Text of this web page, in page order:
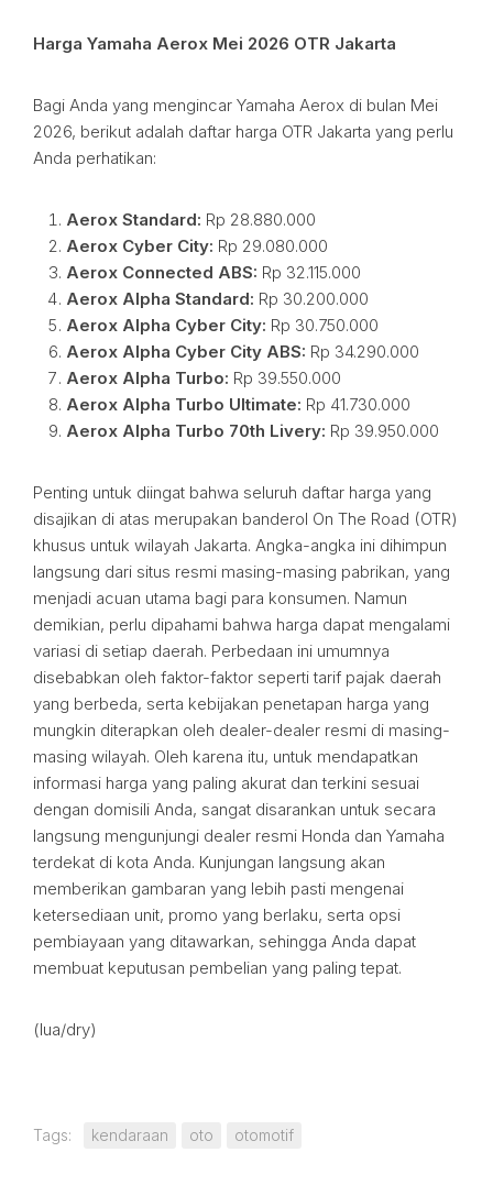
Harga Yamaha Aerox Mei 2026 OTR Jakarta
Bagi Anda yang mengincar Yamaha Aerox di bulan Mei
2026, berikut adalah daftar harga OTR Jakarta yang perlu
Anda perhatikan:
Aerox Standard: Rp 28.880.000
Aerox Cyber City: Rp 29.080.000
Aerox Connected ABS: Rp 32.115.000
Aerox Alpha Standard: Rp 30.200.000
Aerox Alpha Cyber City: Rp 30.750.000
Aerox Alpha Cyber City ABS: Rp 34.290.000
Aerox Alpha Turbo: Rp 39.550.000
Aerox Alpha Turbo Ultimate: Rp 41.730.000
Aerox Alpha Turbo 70th Livery: Rp 39.950.000
Penting untuk diingat bahwa seluruh daftar harga yang
disajikan di atas merupakan banderol On The Road (OTR)
khusus untuk wilayah Jakarta. Angka-angka ini dihimpun
langsung dari situs resmi masing-masing pabrikan, yang
menjadi acuan utama bagi para konsumen. Namun
demikian, perlu dipahami bahwa harga dapat mengalami
variasi di setiap daerah. Perbedaan ini umumnya
disebabkan oleh faktor-faktor seperti tarif pajak daerah
yang berbeda, serta kebijakan penetapan harga yang
mungkin diterapkan oleh dealer-dealer resmi di masing-
masing wilayah. Oleh karena itu, untuk mendapatkan
informasi harga yang paling akurat dan terkini sesuai
dengan domisili Anda, sangat disarankan untuk secara
langsung mengunjungi dealer resmi Honda dan Yamaha
terdekat di kota Anda. Kunjungan langsung akan
memberikan gambaran yang lebih pasti mengenai
ketersediaan unit, promo yang berlaku, serta opsi
pembiayaan yang ditawarkan, sehingga Anda dapat
membuat keputusan pembelian yang paling tepat.
(lua/dry)
Tags: kendaraan oto otomotif